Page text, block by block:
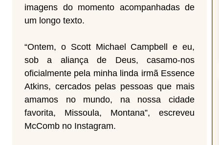
imagens do momento acompanhadas de
um longo texto.
“Ontem, o Scott Michael Campbell e eu,
sob a aliança de Deus, casamo-nos
oficialmente pela minha linda irmã Essence
Atkins, cercados pelas pessoas que mais
amamos no mundo, na nossa cidade
favorita, Missoula, Montana”, escreveu
McComb no Instagram.